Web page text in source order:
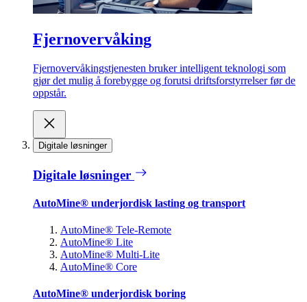
Fjernovervåking
Fjernovervåkingstjenesten bruker intelligent teknologi som
gjør det mulig å forebygge og forutsi driftsforstyrrelser før de
oppstår.
Digitale løsninger
Digitale løsninger
AutoMine® underjordisk lasting og transport
AutoMine® Tele-Remote
AutoMine® Lite
AutoMine® Multi-Lite
AutoMine® Core
AutoMine® underjordisk boring